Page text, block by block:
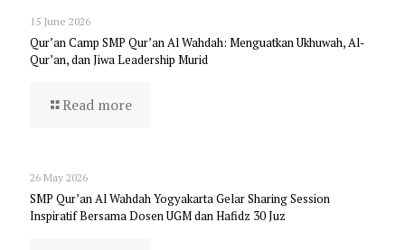
15 June 2026
Qur’an Camp SMP Qur’an Al Wahdah: Menguatkan Ukhuwah, Al-
Qur’an, dan Jiwa Leadership Murid
Read more
26 May 2026
SMP Qur’an Al Wahdah Yogyakarta Gelar Sharing Session
Inspiratif Bersama Dosen UGM dan Hafidz 30 Juz